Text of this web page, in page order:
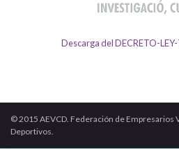
Descarga del DECRETO-
© 2015 AEVCD. Federación de Empresarios
Deportivos.